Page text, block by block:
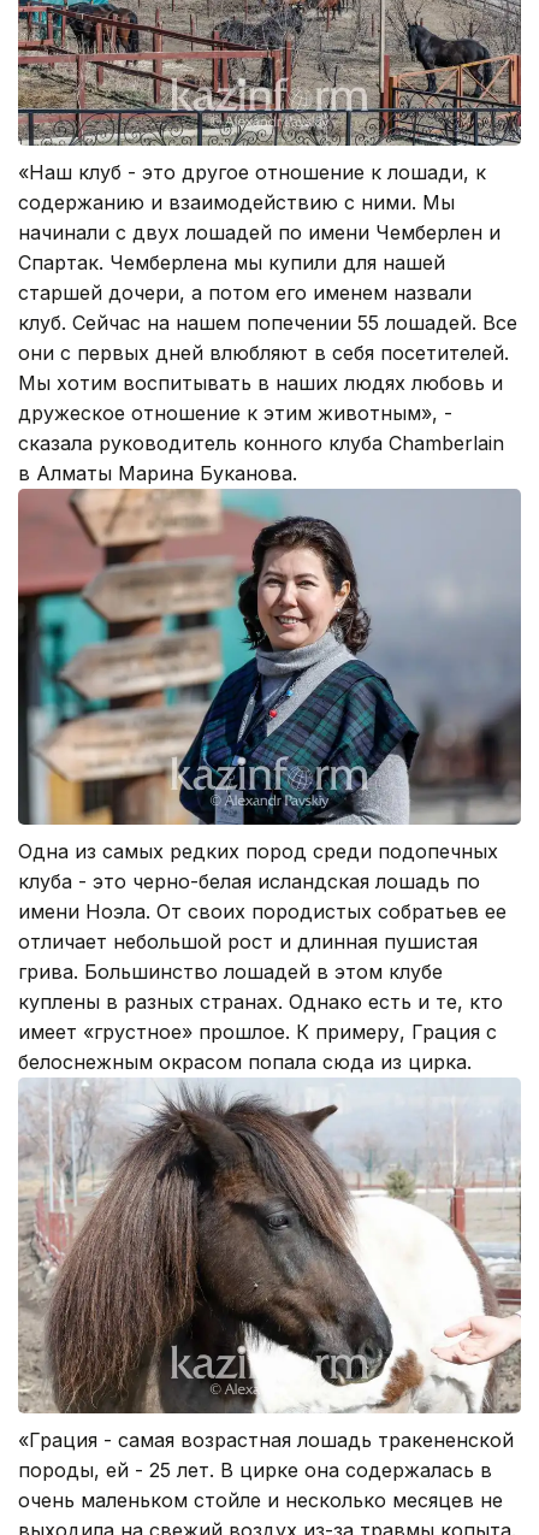
«Наш клуб - это другое отношение к лошади, к
содержанию и взаимодействию с ними. Мы
начинали с двух лошадей по имени Чемберлен и
Спартак. Чемберлена мы купили для нашей
старшей дочери, а потом его именем назвали
клуб. Сейчас на нашем попечении 55 лошадей. Все
они с первых дней влюбляют в себя посетителей.
Мы хотим воспитывать в наших людях любовь и
дружеское отношение к этим животным», -
сказала руководитель конного клуба Chamberlain
в Алматы Марина Буканова.
Одна из самых редких пород среди подопечных
клуба - это черно-белая исландская лошадь по
имени Ноэла. От своих породистых собратьев ее
отличает небольшой рост и длинная пушистая
грива. Большинство лошадей в этом клубе
куплены в разных странах. Однако есть и те, кто
имеет «грустное» прошлое. К примеру, Грация с
белоснежным окрасом попала сюда из цирка.
«Грация - самая возрастная лошадь тракененской
породы, ей - 25 лет. В цирке она содержалась в
очень маленьком стойле и несколько месяцев не